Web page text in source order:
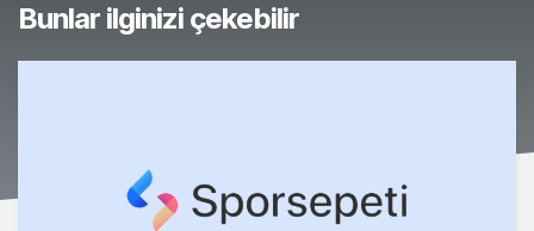
Bunlar ilginizi çekebilir